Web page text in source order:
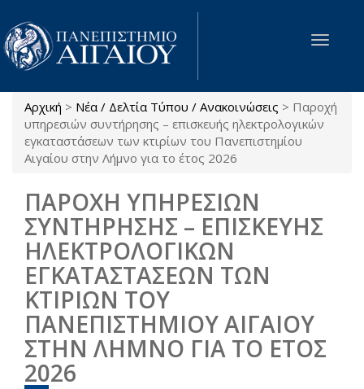
Παράκαμψη προς το κυρίως περιεχόμενο
Toggle
Είστε εδώ
Αρχική > Νέα / Δελτία Τύπου / Ανακοινώσεις > Παροχή
υπηρεσιών συντήρησης – επισκευής ηλεκτρολογικών
εγκαταστάσεων των κτιρίων του Πανεπιστημίου
Αιγαίου στην Λήμνο για το έτος 2026
ΠΑΡΟΧΗ ΥΠΗΡΕΣΙΩΝ
ΣΥΝΤΗΡΗΣΗΣ – ΕΠΙΣΚΕΥΗΣ
ΗΛΕΚΤΡΟΛΟΓΙΚΩΝ
ΕΓΚΑΤΑΣΤΑΣΕΩΝ ΤΩΝ
ΚΤΙΡΙΩΝ ΤΟΥ
ΠΑΝΕΠΙΣΤΗΜΙΟΥ ΑΙΓΑΙΟΥ
ΣΤΗΝ ΛΗΜΝΟ ΓΙΑ ΤΟ ΕΤΟΣ
2026